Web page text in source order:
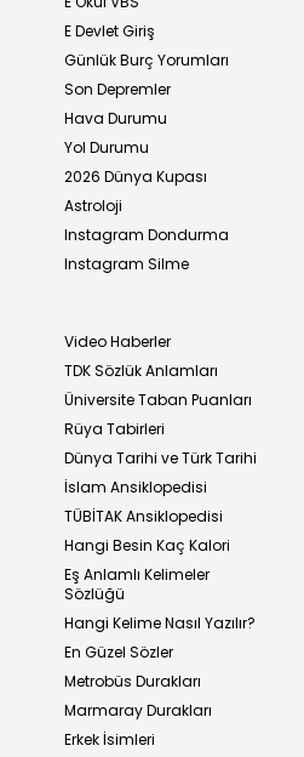
E Devlet Giriş
Günlük Burç Yorumları
Son Depremler
Hava Durumu
Yol Durumu
2026 Dünya Kupası
Astroloji
Instagram Dondurma
Instagram Silme
Video Haberler
TDK Sözlük Anlamları
Üniversite Taban Puanları
Rüya Tabirleri
Dünya Tarihi ve Türk Tarihi
İslam Ansiklopedisi
TÜBİTAK Ansiklopedisi
Hangi Besin Kaç Kalori
Eş Anlamlı Kelimeler
Sözlüğü
Hangi Kelime Nasıl Yazılır?
En Güzel Sözler
Metrobüs Durakları
Marmaray Durakları
Erkek İsimleri